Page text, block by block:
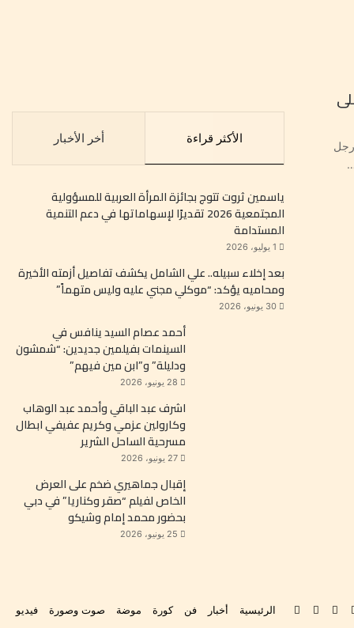
الأكثر قراءة أخر الأخبار
ياسمين ثروت تتوج بجائزة المرأة العربية للمسؤولية
المجتمعية 2026 تقديرًا لإسهاماتها في دعم التنمية
المستدامة
1 يوليو، 2026
بعد إخلاء سبيله.. علي الشامل يكشف تفاصيل أزمته الأخيرة
ومحاميه يؤكد: “موكلي مجني عليه وليس متهماً”
30 يونيو، 2026
أحمد عصام السيد ينافس في
السينمات بفيلمين جديدين: “شمشون
ودليلة” و”ابن مين فيهم”
28 يونيو، 2026
اشرف عبد الباقي وأحمد عبد الوهاب
وكارولين عزمي وكريم عفيفي ابطال
مسرحية الساحل الشرير
27 يونيو، 2026
إقبال جماهيري ضخم على العرض
الخاص لفيلم “صقر وكناريا” في دبي
بحضور محمد إمام وشيكو
25 يونيو، 2026
الرئيسية أخبار فن كورة موضة صوت وصورة فيديو ‫YouTubeانستقرام
‫TikTokتواصل